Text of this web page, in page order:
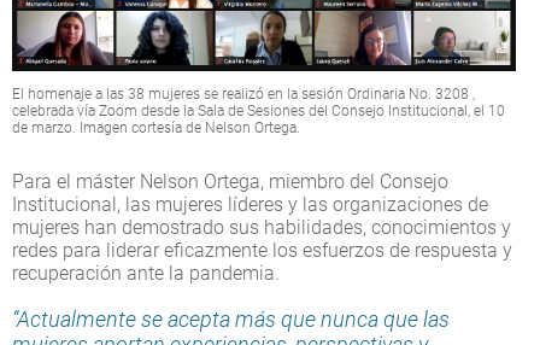
El homenaje a las 38 mujeres se realizó en la sesión Ordinaria No. 3208 ,
celebrada vía Zoom desde la Sala de Sesiones del Consejo Institucional, el 10
de marzo. Imagen cortesía de Nelson Ortega.
Para el máster Nelson Ortega, miembro del Consejo
Institucional, las mujeres líderes y las organizaciones de
mujeres han demostrado sus habilidades, conocimientos y
redes para liderar eficazmente los esfuerzos de respuesta y
recuperación ante la pandemia.
“Actualmente se acepta más que nunca que las